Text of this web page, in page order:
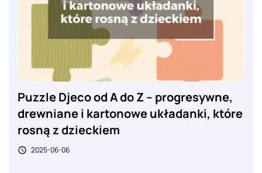
Puzzle Djeco od A do Z – progresywne,
drewniane i kartonowe układanki, które
rosną z dzieckiem
 2025-06-06